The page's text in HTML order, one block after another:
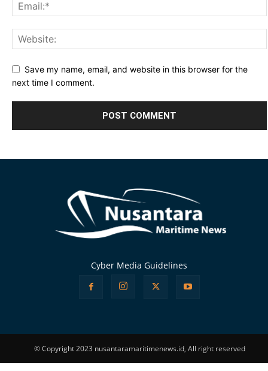
Save my name, email, and website in this browser for the
next time I comment.
Cyber Media Guidelines
© Copyright 2023 nusantaramaritimenews.id, All right reserved